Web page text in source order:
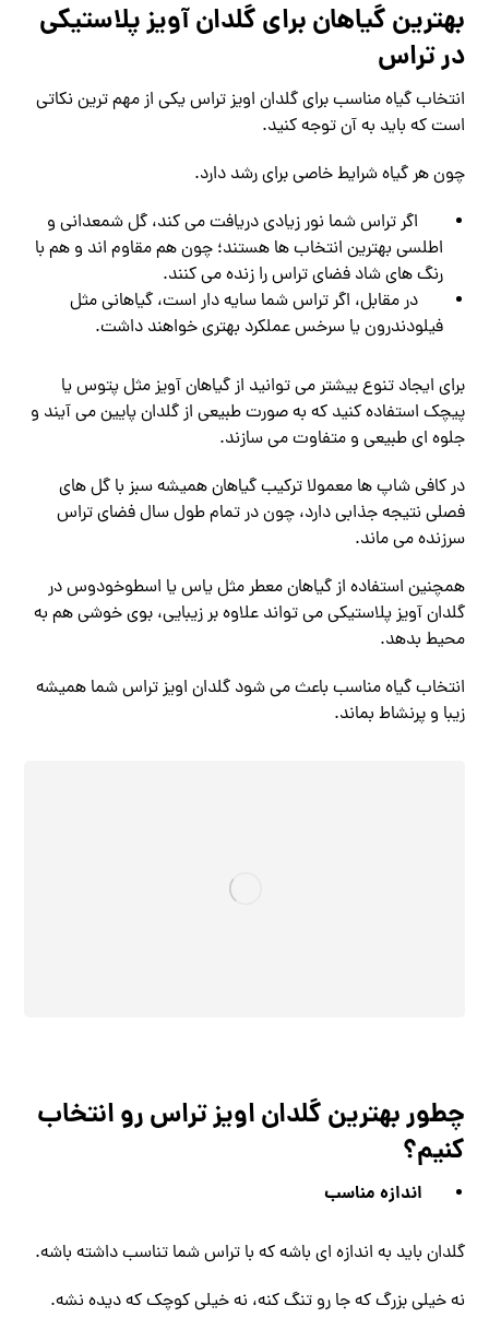
بهترین گیاهان برای گلدان آویز پلاستیکی
در تراس
انتخاب گیاه مناسب برای گلدان اویز تراس یکی از مهم ‌ترین نکاتی
است که باید به آن توجه کنید.
چون هر گیاه شرایط خاصی برای رشد دارد.
اگر تراس شما نور زیادی دریافت می ‌کند، گل شمعدانی و
اطلسی بهترین انتخاب‌ ها هستند؛ چون هم مقاوم ‌اند و هم با
رنگ ‌های شاد فضای تراس را زنده می ‌کنند.
در مقابل، اگر تراس شما سایه ‌دار است، گیاهانی مثل
فیلودندرون یا سرخس عملکرد بهتری خواهند داشت.
برای ایجاد تنوع بیشتر می‌ توانید از گیاهان آویز مثل پتوس یا
پیچک استفاده کنید که به ‌صورت طبیعی از گلدان پایین می ‌آیند و
جلوه ‌ای طبیعی و متفاوت می ‌سازند.
در کافی ‌شاپ ‌ها معمولا ترکیب گیاهان همیشه ‌سبز با گل ‌های
فصلی نتیجه جذابی دارد، چون در تمام طول سال فضای تراس
سرزنده می ‌ماند.
همچنین استفاده از گیاهان معطر مثل یاس یا اسطوخودوس در
گلدان آویز پلاستیکی می‌ تواند علاوه بر زیبایی، بوی خوشی هم به
محیط بدهد.
انتخاب گیاه مناسب باعث می ‌شود گلدان اویز تراس شما همیشه
زیبا و پرنشاط بماند.
چطور بهترین گلدان اویز تراس رو انتخاب
کنیم؟
اندازه مناسب
گلدان باید به اندازه ‌ای باشه که با تراس شما تناسب داشته باشه.
نه خیلی بزرگ که جا رو تنگ کنه، نه خیلی کوچک که دیده نشه.